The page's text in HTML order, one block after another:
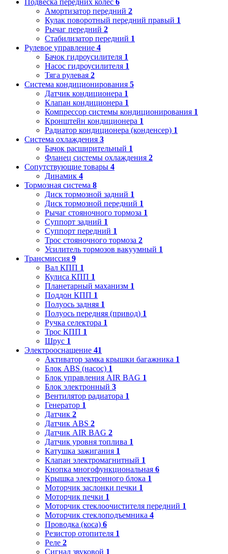
Амортизатор передний 2
Кулак поворотный передний правый 1
Рычаг передний 2
Стабилизатор передний 1
Рулевое управление 4
Бачок гидроусилителя 1
Насос гидроусилителя 1
Тяга рулевая 2
Система кондиционирования 5
Датчик кондиционера 1
Клапан кондиционера 1
Компрессор системы кондиционирования 1
Кронштейн кондиционера 1
Радиатор кондиционера (конденсер) 1
Система охлаждения 3
Бачок расширительный 1
Фланец системы охлаждения 2
Сопутствующие товары 4
Динамик 4
Тормозная система 8
Диск тормозной задний 1
Диск тормозной передний 1
Рычаг стояночного тормоза 1
Суппорт задний 1
Суппорт передний 1
Трос стояночного тормоза 2
Усилитель тормозов вакуумный 1
Трансмиссия 9
Вал КПП 1
Кулиса КПП 1
Планетарный маханизм 1
Поддон КПП 1
Полуось задняя 1
Полуось передняя (привод) 1
Ручка селектора 1
Трос КПП 1
Шрус 1
Электрооснащение 41
Активатор замка крышки багажника 1
Блок ABS (насос) 1
Блок управления AIR BAG 1
Блок электронный 3
Вентилятор радиатора 1
Генератор 1
Датчик 2
Датчик ABS 2
Датчик AIR BAG 2
Датчик уровня топлива 1
Катушка зажигания 1
Клапан электромагнитный 1
Кнопка многофункциональная 6
Крышка электронного блока 1
Моторчик заслонки печки 1
Моторчик печки 1
Моторчик стеклоочистителя передний 1
Моторчик стеклоподъемника 4
Проводка (коса) 6
Резистор отопителя 1
Реле 2
Сигнал звуковой 1